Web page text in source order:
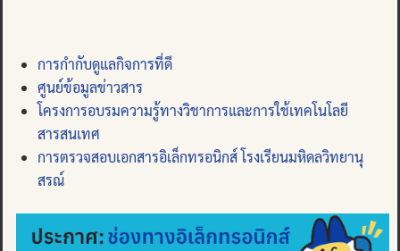
การกำกับดูแลกิจการที่ดี
ศูนย์ข้อมูลข่าวสาร
โครงการอบรมความรู้ทางวิชาการและการใช้เทคโนโลยี
สารสนเทศ
การตรวจสอบเอกสารอิเล็กทรอนิกส์ โรงเรียนมหิดลวิทยานุ
สรณ์